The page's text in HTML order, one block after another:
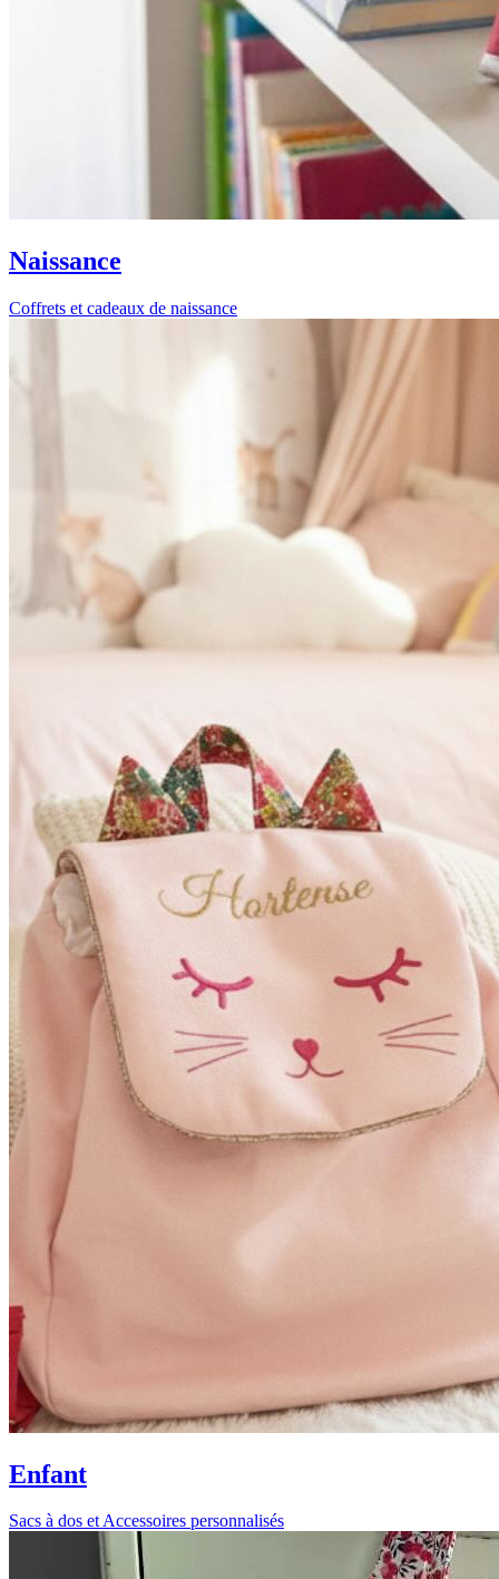
Naissance
Coffrets et cadeaux de naissance
Enfant
Sacs à dos et Accessoires personnalisés